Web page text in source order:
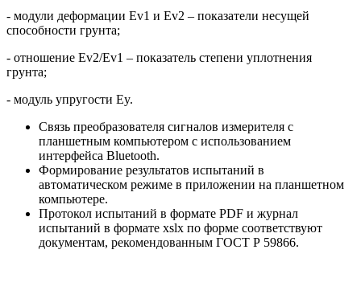
- модули деформации Ev1 и Ev2 – показатели несущей
способности грунта;
- отношение Ev2/Ev1 – показатель степени уплотнения
грунта;
- модуль упругости Ey.
Связь преобразователя сигналов измерителя с
планшетным компьютером с использованием
интерфейса Bluetooth.
Формирование результатов испытаний в
автоматическом режиме в приложении на планшетном
компьютере.
Протокол испытаний в формате PDF и журнал
испытаний в формате xslx по форме соответствуют
документам, рекомендованным ГОСТ Р 59866.